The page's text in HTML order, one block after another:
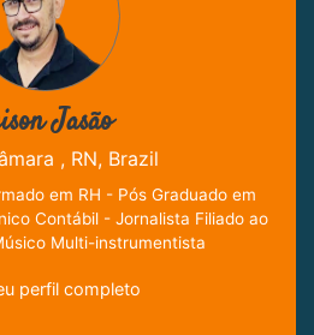
Jasão
, RN, Brazil
em RH - Pós Graduado em
Contábil - Jornalista Filiado ao
Multi-instrumentista
perfil completo